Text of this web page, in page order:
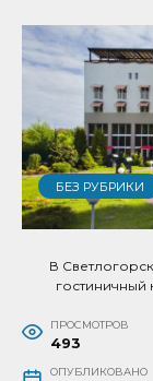
БЕЗ РУБРИКИ
В
гостиничный
ПРОСМОТРОВ
493
ОПУБЛИКОВАНО